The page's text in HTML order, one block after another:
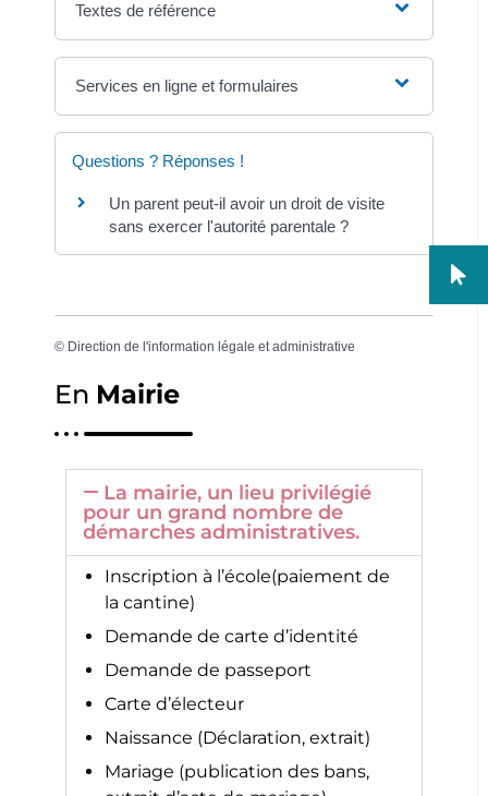
Textes de référence
Services en ligne et formulaires
Questions ? Réponses !
Un parent peut-il avoir un droit de visite
sans exercer l'autorité parentale ?
© Direction de l'information légale et administrative
En Mairie
La mairie, un lieu privilégié
pour un grand nombre de
démarches administratives.
Inscription à l’école(paiement de
la cantine)
Demande de carte d’identité
Demande de passeport
Carte d’électeur
Naissance (Déclaration, extrait)
Mariage (publication des bans,